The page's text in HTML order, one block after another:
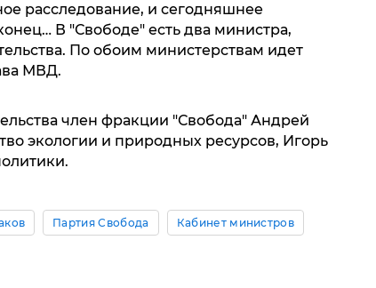
расследование, и сегодняшнее
В "Свободе" есть два министра,
По обоим министерствам идет
МВД.
член фракции "Свобода" Андрей
экологии и природных ресурсов, Игорь
Партия Свобода Кабинет министров